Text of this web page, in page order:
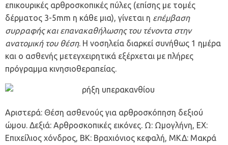
επικουρικές αρθροσκοπικές πύλες (επίσης με τομές
δέρματος 3-5mm η κάθε μια), γίνεται η επέμβαση
συρραφής και επανακαθήλωσης του τένοντα στην
ανατομική του θέση. Η νοσηλεία διαρκεί συνήθως 1 ημέρα
και ο ασθενής μετεγχειρητικά εξέρχεται με πλήρες
πρόγραμμα κινησιοθεραπείας.
Αριστερά: Θέση ασθενούς για αρθροσκόπηση δεξιού
ώμου. Δεξιά: Αρθροσκοπικές εικόνες. Ω: Ωμογλήνη, ΕΧ:
Επιχείλιος χόνδρος, ΒΚ: Βραχιόνιος κεφαλή, ΜΚΔ: Μακρά